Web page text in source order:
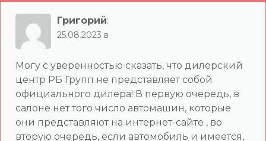
Григорий:
25.08.2023 в
Могу с уверенностью сказать, что дилерский
центр РБ Групп не представляет собой
официального дилера! В первую очередь, в
салоне нет того число автомашин, которые
они представляют на интернет-сайте , во
вторую очередь, если автомобиль и имеется,